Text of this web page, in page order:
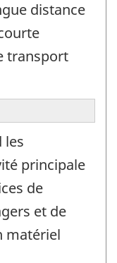
distance
transport
les
principale
de
et de
matériel